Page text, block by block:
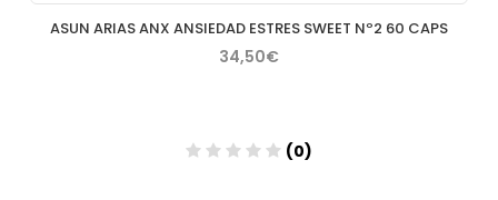
ASUN ARIAS ANX ANSIEDAD ESTRES SWEET Nº2 60 CAPS
34,50€
(0)